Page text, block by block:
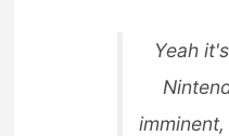
Yeah